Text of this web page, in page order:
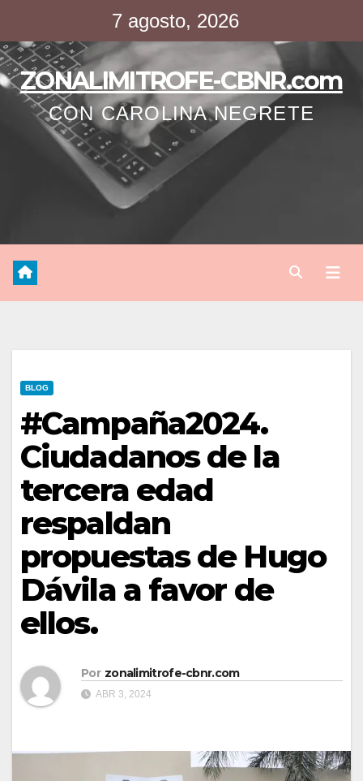
contenido
7 agosto, 2026
ZONALIMITROFE-CBNR.com
CON CAROLINA NEGRETE
BLOG
#Campaña2024.
Ciudadanos de la
tercera edad
respaldan
propuestas de Hugo
Dávila a favor de
ellos.
Por zonalimitrofe-cbnr.com
ABR 3, 2024